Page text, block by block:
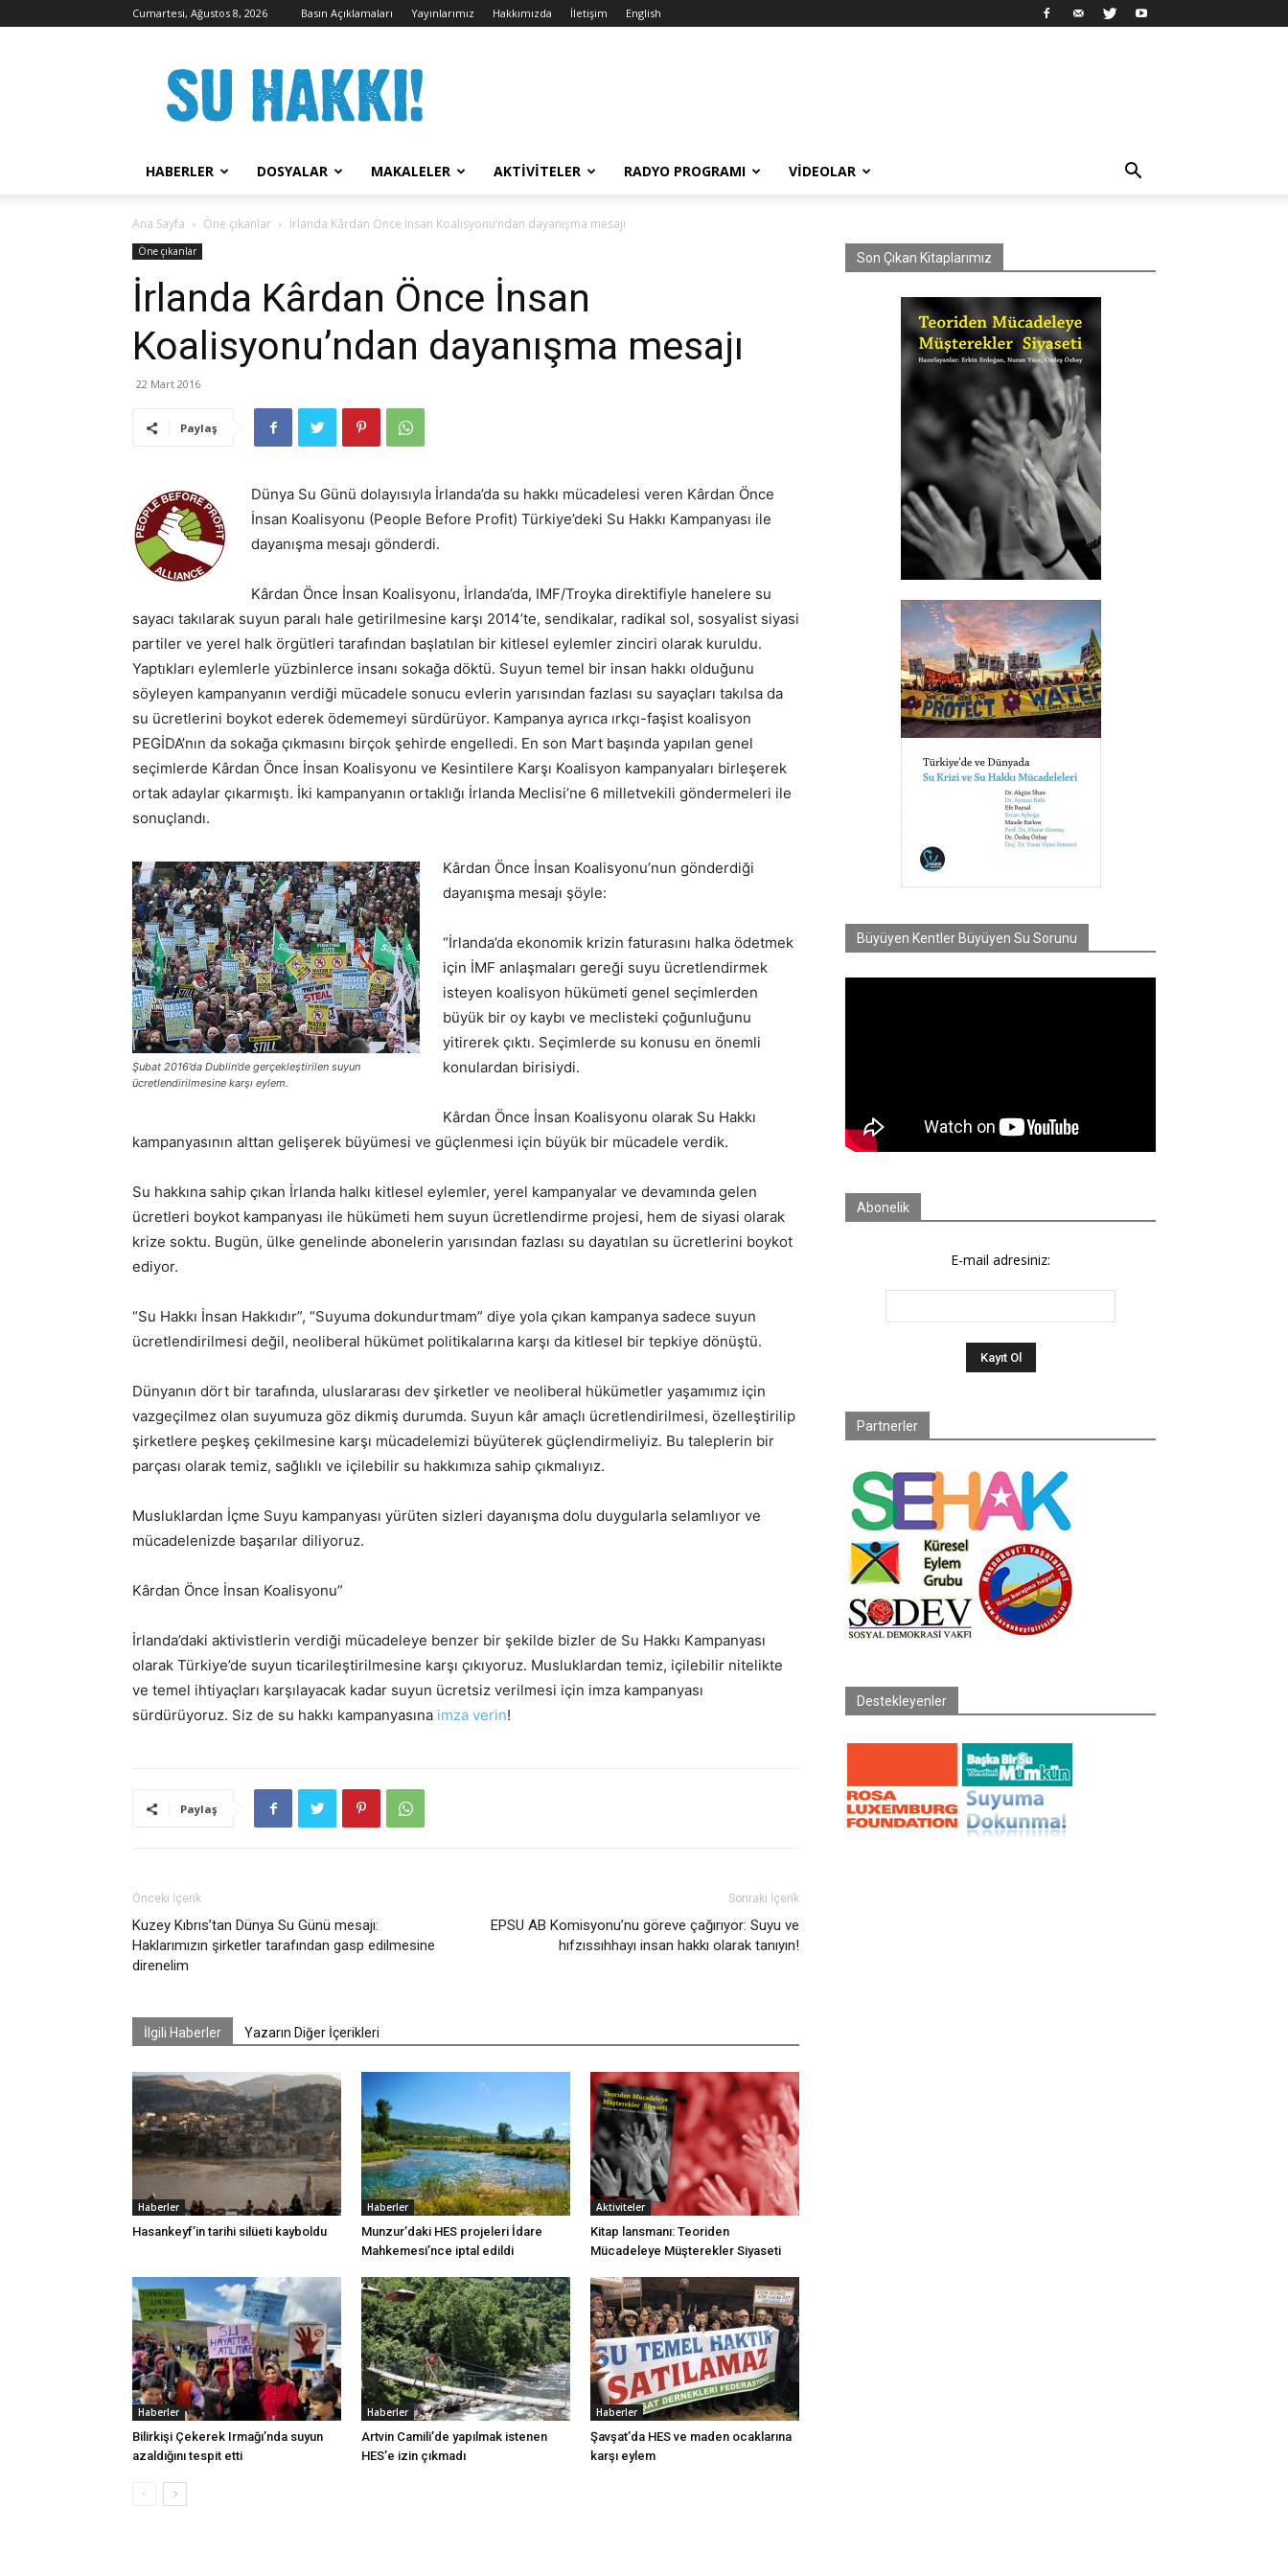
Cumartesi, Ağustos 8, 2026 Basın Açıklamaları Yayınlarımız Hakkımızda İletişim English
Hakkı
Kampanyası
HABERLER DOSYALAR MAKALELER AKTIVITELER RADYO PROGRAMI VIDEOLAR
Ana Sayfa Öne çıkanlar İrlanda Kârdan Önce İnsan Koalisyonu’ndan dayanışma mesajı
Öne çıkanlar
İrlanda Kârdan Önce İnsan
Koalisyonu’ndan dayanışma mesajı
22 Mart 2016
Paylaş
Dünya Su Günü dolayısıyla İrlanda’da su hakkı mücadelesi veren Kârdan Önce
İnsan Koalisyonu (People Before Profit) Türkiye’deki Su Hakkı Kampanyası ile
dayanışma mesajı gönderdi.
Kârdan Önce İnsan Koalisyonu, İrlanda’da, IMF/Troyka direktifiyle hanelere su
sayacı takılarak suyun paralı hale getirilmesine karşı 2014’te, sendikalar, radikal sol, sosyalist siyasi
partiler ve yerel halk örgütleri tarafından başlatılan bir kitlesel eylemler zinciri olarak kuruldu.
Yaptıkları eylemlerle yüzbinlerce insanı sokağa döktü. Suyun temel bir insan hakkı olduğunu
söyleyen kampanyanın verdiği mücadele sonucu evlerin yarısından fazlası su sayaçları takılsa da
su ücretlerini boykot ederek ödememeyi sürdürüyor. Kampanya ayrıca ırkçı-faşist koalisyon
PEGİDA’nın da sokağa çıkmasını birçok şehirde engelledi. En son Mart başında yapılan genel
seçimlerde Kârdan Önce İnsan Koalisyonu ve Kesintilere Karşı Koalisyon kampanyaları birleşerek
ortak adaylar çıkarmıştı. İki kampanyanın ortaklığı İrlanda Meclisi’ne 6 milletvekili göndermeleri ile
sonuçlandı.
Şubat 2016’da Dublin’de gerçekleştirilen suyun
ücretlendirilmesine karşı eylem.
Kârdan Önce İnsan Koalisyonu’nun gönderdiği
dayanışma mesajı şöyle:
“İrlanda’da ekonomik krizin faturasını halka ödetmek
için İMF anlaşmaları gereği suyu ücretlendirmek
isteyen koalisyon hükümeti genel seçimlerden
büyük bir oy kaybı ve meclisteki çoğunluğunu
yitirerek çıktı. Seçimlerde su konusu en önemli
konulardan birisiydi.
Kârdan Önce İnsan Koalisyonu olarak Su Hakkı
kampanyasının alttan gelişerek büyümesi ve güçlenmesi için büyük bir mücadele verdik.
Su hakkına sahip çıkan İrlanda halkı kitlesel eylemler, yerel kampanyalar ve devamında gelen
ücretleri boykot kampanyası ile hükümeti hem suyun ücretlendirme projesi, hem de siyasi olarak
krize soktu. Bugün, ülke genelinde abonelerin yarısından fazlası su dayatılan su ücretlerini boykot
ediyor.
“Su Hakkı İnsan Hakkıdır”, “Suyuma dokundurtmam” diye yola çıkan kampanya sadece suyun
ücretlendirilmesi değil, neoliberal hükümet politikalarına karşı da kitlesel bir tepkiye dönüştü.
Dünyanın dört bir tarafında, uluslararası dev şirketler ve neoliberal hükümetler yaşamımız için
vazgeçilmez olan suyumuza göz dikmiş durumda. Suyun kâr amaçlı ücretlendirilmesi, özelleştirilip
şirketlere peşkeş çekilmesine karşı mücadelemizi büyüterek güçlendirmeliyiz. Bu taleplerin bir
parçası olarak temiz, sağlıklı ve içilebilir su hakkımıza sahip çıkmalıyız.
Musluklardan İçme Suyu kampanyası yürüten sizleri dayanışma dolu duygularla selamlıyor ve
mücadelenizde başarılar diliyoruz.
Kârdan Önce İnsan Koalisyonu”
İrlanda’daki aktivistlerin verdiği mücadeleye benzer bir şekilde bizler de Su Hakkı Kampanyası
olarak Türkiye’de suyun ticarileştirilmesine karşı çıkıyoruz. Musluklardan temiz, içilebilir nitelikte
ve temel ihtiyaçları karşılayacak kadar suyun ücretsiz verilmesi için imza kampanyası
sürdürüyoruz. Siz de su hakkı kampanyasına imza verin!
Paylaş
Önceki İçerik
Kuzey Kıbrıs’tan Dünya Su Günü mesajı:
Haklarımızın şirketler tarafından gasp edilmesine
direnelim
Sonraki İçerik
EPSU AB Komisyonu’nu göreve çağırıyor: Suyu ve
hıfzıssıhhayı insan hakkı olarak tanıyın!
İlgili Haberler Yazarın Diğer İçerikleri
Haberler
Hasankeyf’in tarihi silüeti kayboldu
Haberler
Munzur’daki HES projeleri İdare
Mahkemesi’nce iptal edildi
Aktiviteler
Kitap lansmanı: Teoriden
Mücadeleye Müşterekler Siyaseti
Haberler
Bilirkişi Çekerek Irmağı’nda suyun
azaldığını tespit etti
Haberler
Artvin Camili’de yapılmak istenen
HES’e izin çıkmadı
Haberler
Şavşat’da HES ve maden ocaklarına
karşı eylem
Son Çıkan Kitaplarımız
Büyüyen Kentler Büyüyen Su Sorunu
Abonelik
E-mail adresiniz:
Partnerler
Destekleyenler